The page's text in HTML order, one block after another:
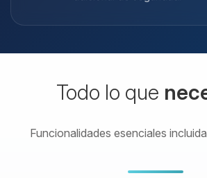
Todo lo que
Funcionalidades esenciales